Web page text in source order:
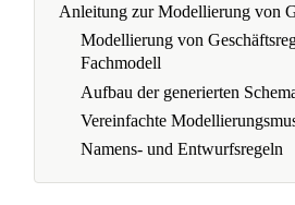
Anleitung zur Modellierung von
Modellierung von
Fachmodell
Aufbau der generierten
Vereinfachte
Namens- und Entwurfsregeln